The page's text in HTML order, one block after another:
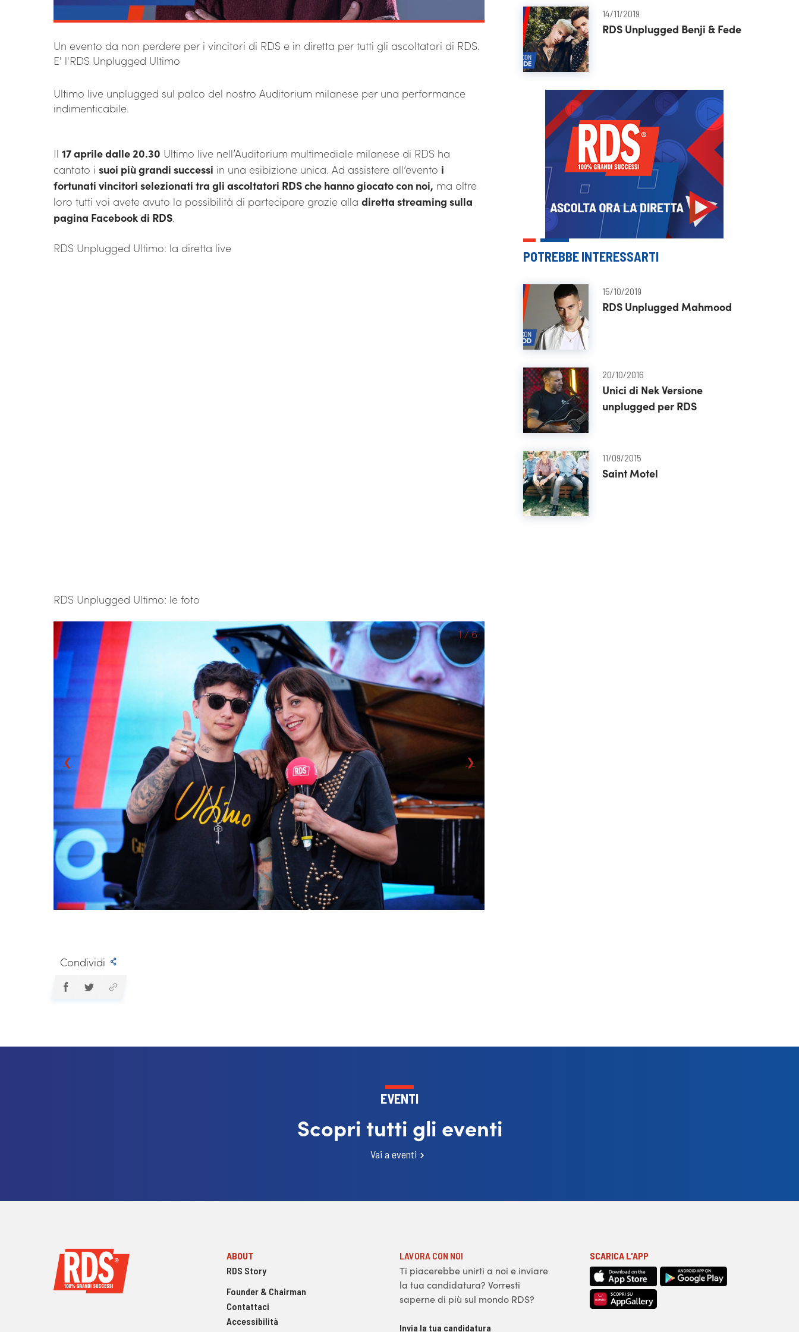
Un evento da non perdere per i vincitori di RDS e in diretta per tutti gli ascoltatori di RDS.
E' l'RDS Unplugged Ultimo
Ultimo live unplugged sul palco del nostro Auditorium milanese per una performance
indimenticabile.
Il 17 aprile dalle 20.30 Ultimo live nell’Auditorium multimediale milanese di RDS ha
cantato i suoi più grandi successi in una esibizione unica. Ad assistere all’evento i
fortunati vincitori selezionati tra gli ascoltatori RDS che hanno giocato con noi, ma oltre
loro tutti voi avete avuto la possibilità di partecipare grazie alla diretta streaming sulla
pagina Facebook di RDS.
RDS Unplugged Ultimo: la diretta live
RDS Unplugged Ultimo: le foto
1 / 6
❮ ❯
Condividi
14/11/2019
RDS Unplugged Benji & Fede
POTREBBE INTERESSARTI
15/10/2019
RDS Unplugged Mahmood
20/10/2016
Unici di Nek Versione
unplugged per RDS
11/09/2015
Saint Motel
EVENTI
Scopri tutti gli eventi
Vai a eventi
ABOUT
RDS Story
Founder & Chairman
Contattaci
Accessibilità
LAVORA CON NOI
Ti piacerebbe unirti a noi e inviare
la tua candidatura? Vorresti
saperne di più sul mondo RDS?
Invia la tua candidatura
SCARICA L'APP